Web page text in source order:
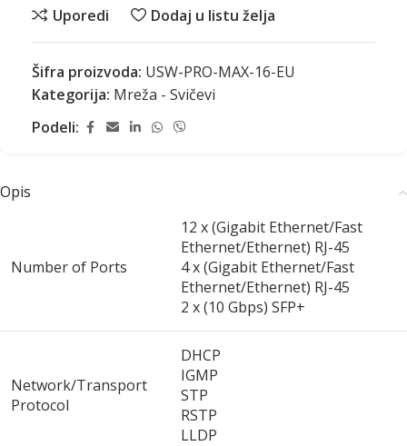
Uporedi Dodaj u listu želja
Šifra proizvoda: USW-PRO-MAX-16-EU
Kategorija: Mreža - Svičevi
Podeli:
Opis
Number of Ports
12 x (Gigabit Ethernet/Fast
Ethernet/Ethernet) RJ-45
4 x (Gigabit Ethernet/Fast
Ethernet/Ethernet) RJ-45
2 x (10 Gbps) SFP+
Network/Transport
Protocol
DHCP
IGMP
STP
RSTP
LLDP